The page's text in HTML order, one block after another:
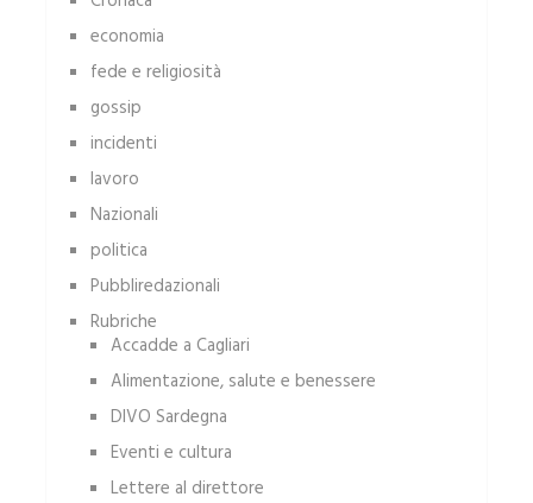
economia
fede e religiosità
gossip
incidenti
lavoro
Nazionali
politica
Pubbliredazionali
Rubriche
Accadde a Cagliari
Alimentazione, salute e benessere
DIVO Sardegna
Eventi e cultura
Lettere al direttore